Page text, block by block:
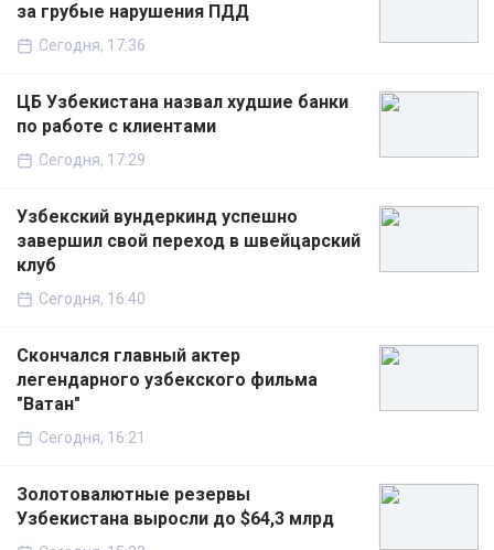
за грубые нарушения ПДД
Сегодня, 17:36
ЦБ Узбекистана назвал худшие банки
по работе с клиентами
Сегодня, 17:29
Узбекский вундеркинд успешно
завершил свой переход в швейцарский
клуб
Сегодня, 16:40
Скончался главный актер
легендарного узбекского фильма
"Ватан"
Сегодня, 16:21
Золотовалютные резервы
Узбекистана выросли до $64,3 млрд